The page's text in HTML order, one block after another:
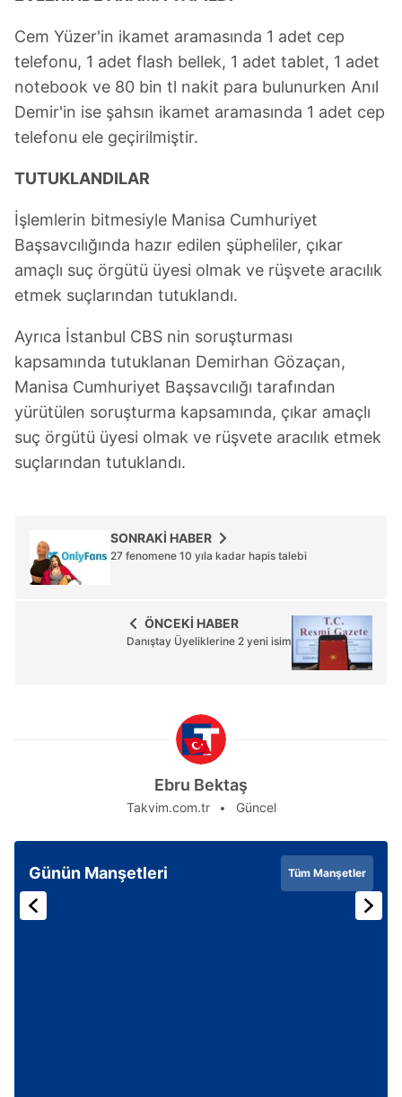
Cem Yüzer'in ikamet aramasında 1 adet cep
telefonu, 1 adet flash bellek, 1 adet tablet, 1 adet
notebook ve 80 bin tl nakit para bulunurken Anıl
Demir'in ise şahsın ikamet aramasında 1 adet cep
telefonu ele geçirilmiştir.
TUTUKLANDILAR
İşlemlerin bitmesiyle Manisa Cumhuriyet
Başsavcılığında hazır edilen şüpheliler, çıkar
amaçlı suç örgütü üyesi olmak ve rüşvete aracılık
etmek suçlarından tutuklandı.
Ayrıca İstanbul CBS nin soruşturması
kapsamında tutuklanan Demirhan Gözaçan,
Manisa Cumhuriyet Başsavcılığı tarafından
yürütülen soruşturma kapsamında, çıkar amaçlı
suç örgütü üyesi olmak ve rüşvete aracılık etmek
suçlarından tutuklandı.
SONRAKİ HABER
27 fenomene 10 yıla kadar hapis talebi
ÖNCEKİ HABER
Danıştay Üyeliklerine 2 yeni isim
Ebru Bektaş
Takvim.com.tr Güncel
Günün Manşetleri Tüm Manşetler